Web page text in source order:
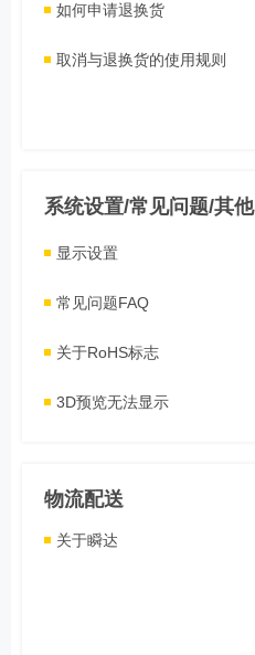
如何申请退换货
取消与退换货的使用规则
系统设置/常见问题/其他
显示设置
常见问题FAQ
关于RoHS标志
3D预览无法显示
物流配送
关于瞬达